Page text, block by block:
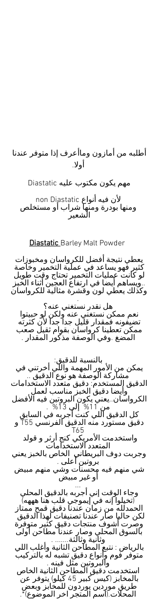
أطلبه من أمازون وماأعرف إذا متوفر عندنا
أولا.
مهم يكون مكتوب عليه Diastatic
ومنها بودرة ومنها شراب أو مستخلص
الشعير
Diastatic Barley Malt Powder
يعطي نتيجة أفضل للكرواسان ومخبوزات
كثير فهو يساعد في عملية التخمير وخاصة
لو كانت عمليات التخمير تحتاج وقت طويل
..ويساهم أيضا في ارتفاع العجين أثناء الخبز
وكذلك يعطي لون وقشرة مثالية للكرواسان
.
هل نقدر نستغني عنه؟
نعم ممكن نستغني عنه ولكن لو حبيتوا
تضيفونه فمقدار قليل جدا جدا لأن كثرته
ممكن تعطينا كرواسان بقوام ثقيل صعب
المضغ .وفي الوصفة مذكور المقدار .
بالنسبة للدقيق:
يمكن من الأمور المهمة واللي أخرتني في
مشاركة الوصفة هو نوع الدقيق ..
الدقيق المستخدم: دقيق متعدد الاستخدامات
وأيضا دقيق الخبز مناسب لعمل
الكرواسان..يعني يكون البروتين فيه الأفضل
من 11%  إلى 13%  .
كل الدقيق اللي كنت أجربه في السابق
دقيق مستورد منه الدقيق الفرنسي T55 و
T65
واستخدمت الأمريكي كنج أرثر و قولد
المتعدد الاستخدامات
وجربت دوف البريطاني  الخاص بالخبز يعني
بروتين أعلى .
شي منهم فيه محسنات وشي منهم مبيض
أو غير مبيض
...
وجاء الوقت إني أجربه بالدقيق المحلي
(تخيلوا إنه في إيموجي قلب هنا هههه)
الحمدلله من زمان عندنا دقيق قمح ممتاز
لكن حاليا صار عندنا تصنيفات لهذا الدقيق
وصرت أشوف منتجات دقيق كثير متوفرة
بالسوق المحلي وصار عندنا مطاحن أولى
وثانية وثالثة....... .
بالرياض : نتبع المطاحن الثانية وأغلب اللي
متوفر فوم وأنواع دقيق تشبه له بالتركيب
والبروتين مثل فينه .
استخدمت دقيق المطاحن الثانية الخاص
بالمخابز (كيس كبير 45 كيلو) يتوفر عن
طريق موردين يوردون للمخابز وبعض
المحلات.(اسم المتجر اخر الموضوع)*.